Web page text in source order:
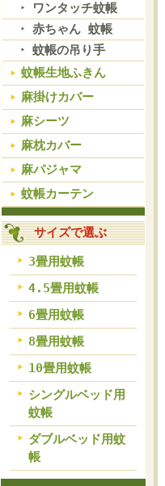
ワンタッチ蚊帳
赤ちゃん 蚊帳
蚊帳の吊り手
蚊帳生地ふきん
麻掛けカバー
麻シーツ
麻枕カバー
麻パジャマ
蚊帳カーテン
サイズで選ぶ
3畳用蚊帳
4.5畳用蚊帳
6畳用蚊帳
8畳用蚊帳
10畳用蚊帳
シングルベッド用
蚊帳
ダブルベッド用蚊
帳